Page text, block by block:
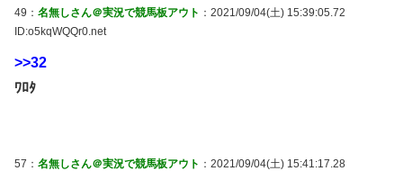
49： 名無しさん＠実況で競馬板アウト ：2021/09/04(土) 15:39:05.72
ID:o5kqWQQr0.net
>>32
ﾜﾛﾀ
57： 名無しさん＠実況で競馬板アウト ：2021/09/04(土) 15:41:17.28